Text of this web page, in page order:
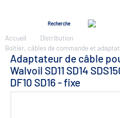
Recherche
Accueil
Distribution
Boîtier, câbles de commande et
Adaptateur de câble
Walvoil SD11 SD14
DF10 SD16 - fixe